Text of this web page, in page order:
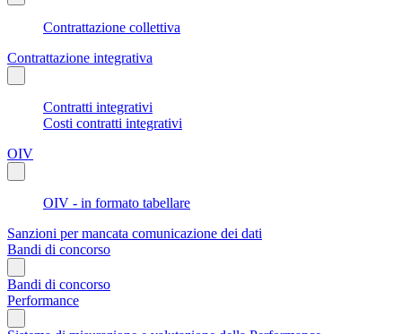
Contrattazione collettiva
Contrattazione integrativa
Contratti integrativi
Costi contratti integrativi
OIV
OIV - in formato tabellare
Sanzioni per mancata comunicazione dei dati
Bandi di concorso
Bandi di concorso
Performance